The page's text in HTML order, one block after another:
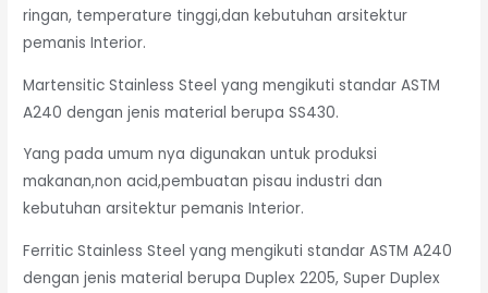
ringan, temperature tinggi,dan kebutuhan arsitektur
pemanis Interior.
Martensitic Stainless Steel yang mengikuti standar ASTM
A240 dengan jenis material berupa SS430.
Yang pada umum nya digunakan untuk produksi
makanan,non acid,pembuatan pisau industri dan
kebutuhan arsitektur pemanis Interior.
Ferritic Stainless Steel yang mengikuti standar ASTM A240
dengan jenis material berupa Duplex 2205, Super Duplex